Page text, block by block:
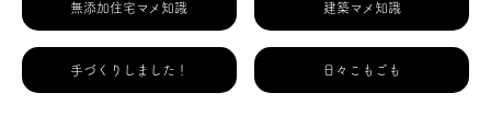
無添加住宅マメ知識 建築マメ知識
手づくりしました！ 日々こもごも